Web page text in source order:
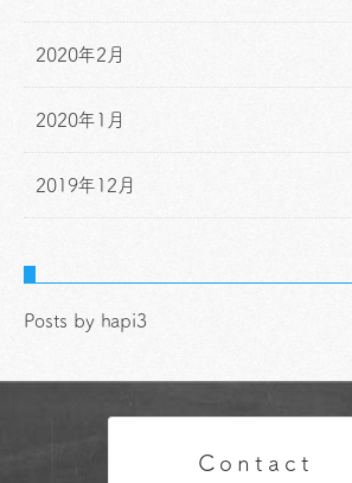
2020年2月
2020年1月
2019年12月
Posts by hapi3
Contact